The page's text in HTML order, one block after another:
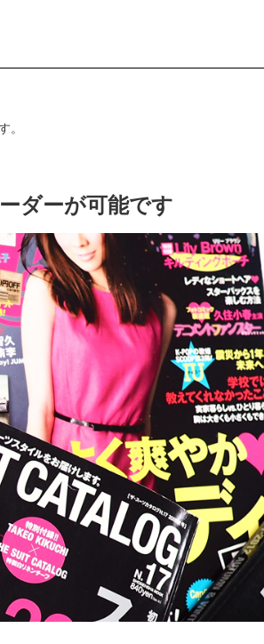
。
ダーが可能です